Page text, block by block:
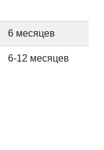
6 месяцев
6-12 месяцев